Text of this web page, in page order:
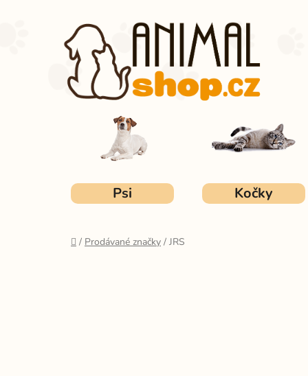
Psi Kočky
Domů
/ Prodávané značky / JRS